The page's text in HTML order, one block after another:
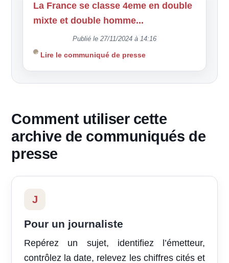
La France se classe 4eme en double
mixte et double homme...
Publié le 27/11/2024 à 14:16
Lire le communiqué de presse
Comment utiliser cette
archive de communiqués de
presse
J
Pour un journaliste
Repérez un sujet, identifiez l’émetteur,
contrôlez la date, relevez les chiffres cités et